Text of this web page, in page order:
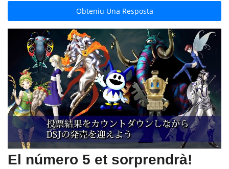
Obteniu Una Resposta
El número 5 et sorprendrà!